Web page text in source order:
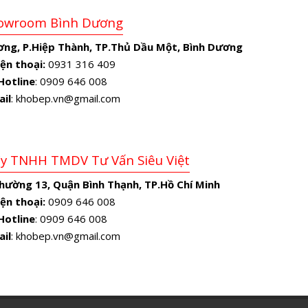
Bình Dương
P.Hiệp Thành, TP.Thủ Dầu Một, Bình Dương
thoại:0931 316 409
: 0909 646 008
: khobep.vn@gmail.com
TNHH TMDV Tư Vấn Siêu Việt
13, Quận Bình Thạnh, TP.Hồ Chí Minh
thoại:0909 646 008
: 0909 646 008
: khobep.vn@gmail.com